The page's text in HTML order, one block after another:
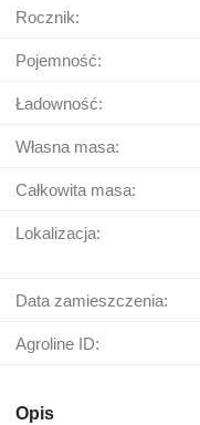
Rocznik:
Pojemność:
Ładowność:
Własna masa:
Całkowita masa:
Lokalizacja:
Data zamieszczenia:
Agroline ID:
Opis